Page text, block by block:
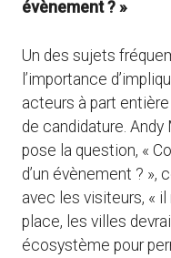
évènement ? »
Un des sujets
l’importance
acteurs à part
de candidature.
pose la question, «
d’un évènement ? »,
avec les visiteurs, « il
place, les villes
écosystème pour